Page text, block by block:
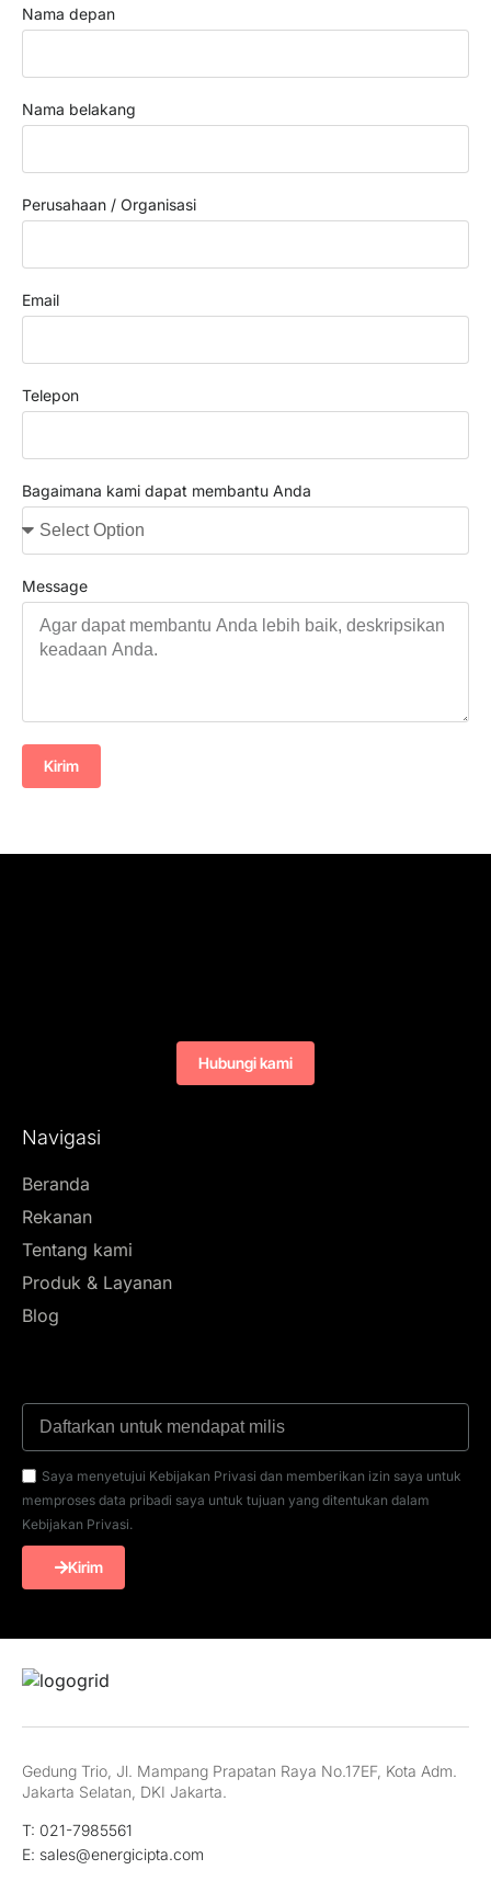
Nama depan
Nama belakang
Perusahaan / Organisasi
Email
Telepon
Bagaimana kami dapat membantu Anda
Message
Kirim
Navigasi
Beranda
Rekanan
Tentang kami
Produk & Layanan
Blog
Saya menyetujui Kebijakan Privasi dan memberikan izin saya untuk
memproses data pribadi saya untuk tujuan yang ditentukan dalam
Kebijakan Privasi.
Kirim
Hubungi kami
Gedung Trio, Jl. Mampang Prapatan Raya No.17EF, Kota Adm.
Jakarta Selatan, DKI Jakarta.
T: 021-7985561
E: sales@energicipta.com